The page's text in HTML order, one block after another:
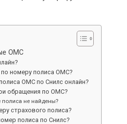
ОМС
номеру полиса ОМС?
ОМС по Снилс онлайн?
обращения по ОМС?
не найдены?
страхового полиса?
полиса по Снилс?